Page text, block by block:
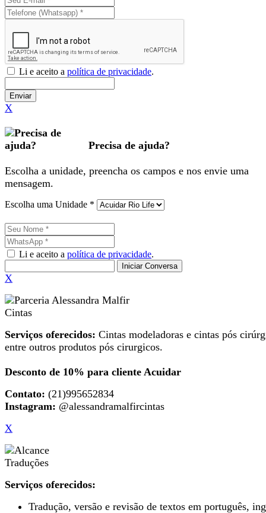
Li e aceito a política de privacidade.
Enviar
X
Precisa de ajuda?
Escolha a unidade, preencha os campos e nos envie uma
mensagem.
Escolha uma Unidade *
Li e aceito a política de privacidade.
Iniciar Conversa
X
Serviços oferecidos: Cintas modeladoras e cintas pós
entre outros produtos pós cirurgicos.
Desconto de 10% para cliente Acuidar
Contato: (21)995652834
Instagram: @alessandramalfircintas
X
Serviços oferecidos:
Tradução, versão e revisão de textos em português,